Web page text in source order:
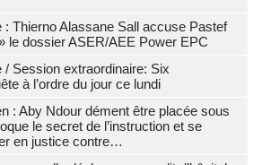
: Thierno Alassane Sall accuse Pastef
le dossier ASER/AEE Power EPC
Session extraordinaire: Six
à l’ordre du jour ce lundi
: Aby Ndour dément être placée sous
le secret de l’instruction et se
en justice contre…